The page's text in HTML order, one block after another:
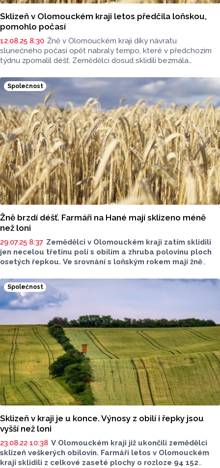
Sklizeň v Olomouckém kraji letos předčila loňskou,
pomohlo počasí
12.08.25 8:30 Žně v Olomouckém kraji díky návratu
slunečného počasí opět nabraly tempo, které v předchozím
týdnu zpomalil déšť. Zemědělci dosud sklidili bezmála
Průměrné výnosy jsou u obilí i řepky vyšší než loni, kdy sklizeň
v kraji skončila v polovině srpna. Vyplývá to z údajů, které
dnes zveřejnilo ministerstvo zemědělství.
Společnost
Žně brzdí déšť. Farmáři na Hané mají sklizeno méně
než loni
29.07.25 8:37 Zemědělci v Olomouckém kraji zatím sklidili
jen necelou třetinu polí s obilím a zhruba polovinu ploch
osetých řepkou. Ve srovnání s loňským rokem mají žně
měli farmáři v kraji sklizeno 88 procent obilí a takřka
veškerou řepku. Vyplývá to ze statistik, které dnes
zveřejnilo ministerstvo zemědělství (MZe).
Společnost
Sklizeň v kraji je u konce. Výnosy z obilí i řepky jsou
vyšší než loni
23.08.22 10:38 V Olomouckém kraji již ukončili zemědělci
sklizeň veškerých obilovin. Farmáři letos v Olomouckém
kraji sklidili z celkové zaseté plochy o rozloze 94 152